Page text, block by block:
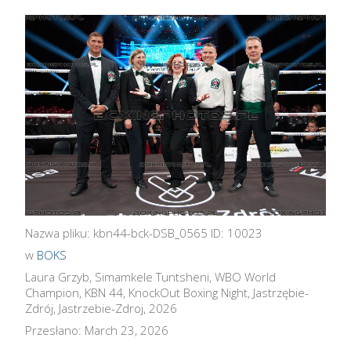
Nazwa pliku: kbn44-bck-DSB_0565 ID: 10023
w BOKS
Laura Grzyb, Simamkele Tuntsheni, WBO World
Champion, KBN 44, KnockOut Boxing Night, Jastrzębie-
Zdrój, Jastrzebie-Zdroj, 2026
Przesłano: March 23, 2026